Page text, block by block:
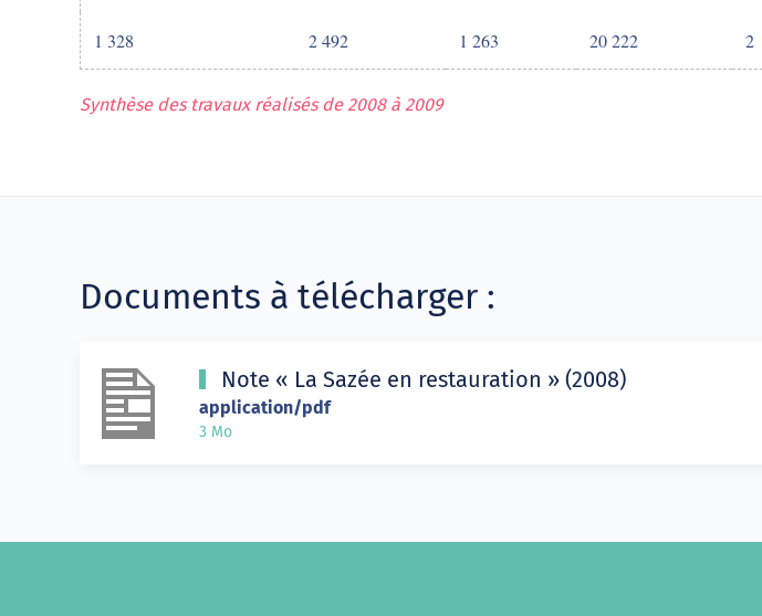
1 328 2 492 1 263 20 222 2
Synthèse des travaux réalisés de 2008 à 2009
Documents à télécharger :
Note « La Sazée en restauration » (2008)
application/pdf
3 Mo